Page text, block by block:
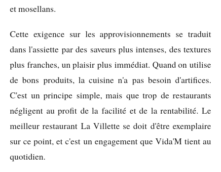
et mosellans.
Cette exigence sur les approvisionnements se traduit
dans l'assiette par des saveurs plus intenses, des textures
plus franches, un plaisir plus immédiat. Quand on utilise
de bons produits, la cuisine n'a pas besoin d'artifices.
C'est un principe simple, mais que trop de restaurants
négligent au profit de la facilité et de la rentabilité. Le
meilleur restaurant La Villette se doit d'être exemplaire
sur ce point, et c'est un engagement que Vida'M tient au
quotidien.